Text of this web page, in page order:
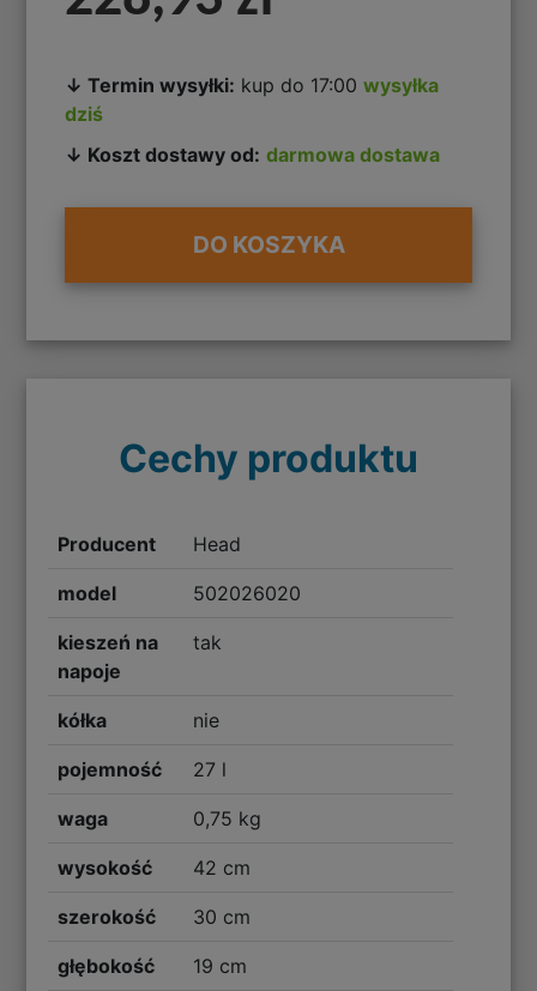
↓ Termin wysyłki: kup do 17:00wysyłka
dziś
↓ Koszt dostawy od: darmowa dostawa
DO KOSZYKA
Cechy produktu
Producent Head
model 502026020
kieszeń na
napoje
tak
kółka nie
pojemność 27 l
waga 0,75 kg
wysokość 42 cm
szerokość 30 cm
głębokość 19 cm